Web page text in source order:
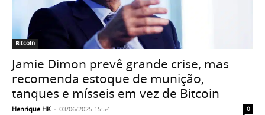
Bitcoin
Jamie Dimon prevê grande crise, mas
recomenda estoque de munição,
tanques e mísseis em vez de Bitcoin
Henrique HK - 03/06/2025 15:54 0